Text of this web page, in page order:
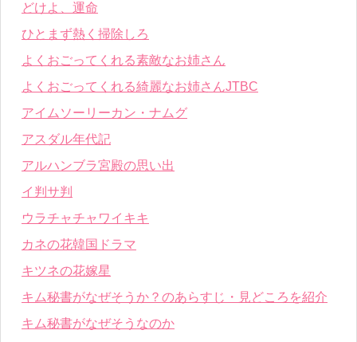
どけよ、運命
ひとまず熱く掃除しろ
よくおごってくれる素敵なお姉さん
よくおごってくれる綺麗なお姉さんJTBC
アイムソーリーカン・ナムグ
アスダル年代記
アルハンブラ宮殿の思い出
イ判サ判
ウラチャチャワイキキ
カネの花韓国ドラマ
キツネの花嫁星
キム秘書がなぜそうか？のあらすじ・見どころを紹介
キム秘書がなぜそうなのか